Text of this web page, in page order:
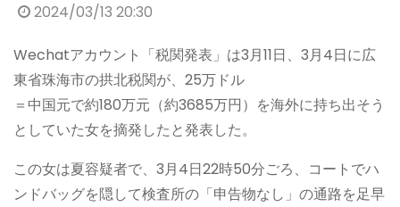
2024/03/13 20:30
Wechatアカウント「税関発表」は3月11日、3月4日に広
東省珠海市の拱北税関が、25万ドル
＝中国元で約180万元（約3685万円）を海外に持ち出そう
としていた女を摘発したと発表した。
この女は夏容疑者で、3月4日22時50分ごろ、コートでハ
ンドバッグを隠して検査所の「申告物なし」の通路を足早